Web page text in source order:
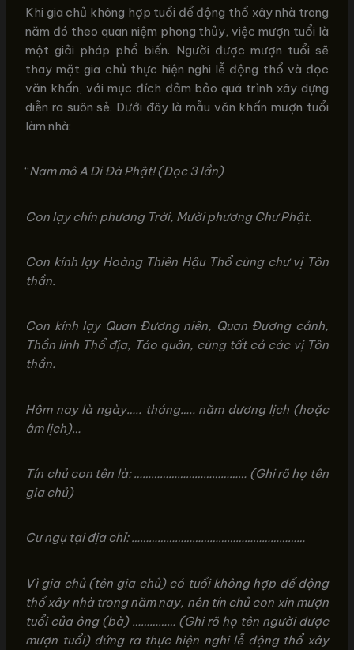
Khi gia chủ không hợp tuổi để động thổ xây nhà trong
năm đó theo quan niệm phong thủy, việc mượn tuổi là
một giải pháp phổ biến. Người được mượn tuổi sẽ
thay mặt gia chủ thực hiện nghi lễ động thổ và đọc
văn khấn, với mục đích đảm bảo quá trình xây dựng
diễn ra suôn sẻ. Dưới đây là mẫu văn khấn mượn tuổi
làm nhà:
“Nam mô A Di Đà Phật! (Đọc 3 lần)
Con lạy chín phương Trời, Mười phương Chư Phật.
Con kính lạy Hoàng Thiên Hậu Thổ cùng chư vị Tôn
thần.
Con kính lạy Quan Đương niên, Quan Đương cảnh,
Thần linh Thổ địa, Táo quân, cùng tất cả các vị Tôn
thần.
Hôm nay là ngày….. tháng….. năm dương lịch (hoặc
âm lịch)…
Tín chủ con tên là: ………………………………… (Ghi rõ họ tên
gia chủ)
Cư ngụ tại địa chỉ: ……………………………………………………
Vì gia chủ (tên gia chủ) có tuổi không hợp để động
thổ xây nhà trong năm nay, nên tín chủ con xin mượn
tuổi của ông (bà) …………… (Ghi rõ họ tên người được
mượn tuổi) đứng ra thực hiện nghi lễ động thổ xây